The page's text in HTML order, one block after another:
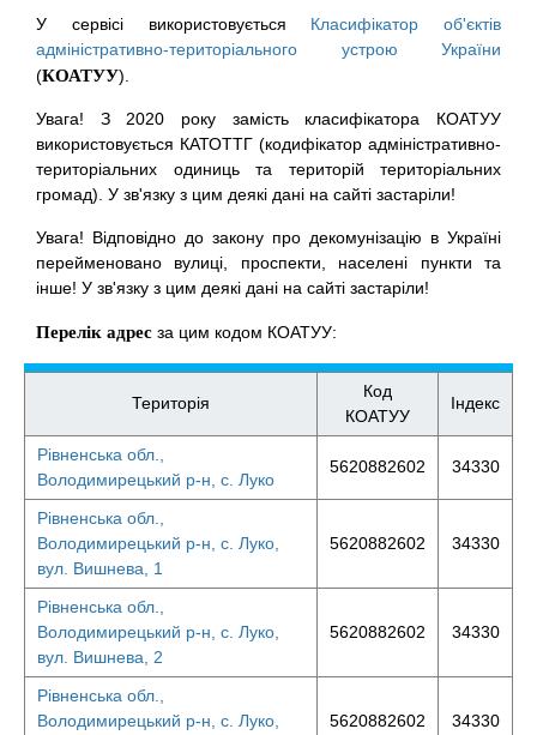
У сервісі використовується Класифікатор об'єктів
адміністративно-територіального устрою України
(КОАТУУ).
Увага! З 2020 року замість класифікатора КОАТУУ
використовується КАТОТТГ (кодифікатор адміністративно-
територіальних одиниць та територій територіальних
громад). У зв'язку з цим деякі дані на сайті застаріли!
Увага! Відповідно до закону про декомунізацію в Україні
перейменовано вулиці, проспекти, населені пункти та
інше! У зв'язку з цим деякі дані на сайті застаріли!
Перелік адрес за цим кодом КОАТУУ:
Територія
Код
КОАТУУ
Індекс
Рівненська обл.,
Володимирецький р-н, с. Луко
5620882602 34330
Рівненська обл.,
Володимирецький р-н, с. Луко,
вул. Вишнева, 1
5620882602 34330
Рівненська обл.,
Володимирецький р-н, с. Луко,
вул. Вишнева, 2
5620882602 34330
Рівненська обл.,
Володимирецький р-н, с. Луко,
5620882602 34330